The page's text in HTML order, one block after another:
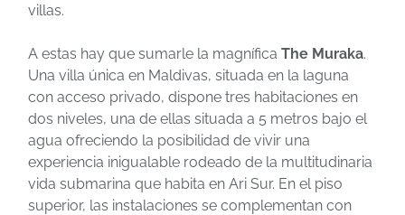
villas.
A estas hay que sumarle la magnífica The Muraka.
Una villa única en Maldivas, situada en la laguna
con acceso privado, dispone tres habitaciones en
dos niveles, una de ellas situada a 5 metros bajo el
agua ofreciendo la posibilidad de vivir una
experiencia inigualable rodeado de la multitudinaria
vida submarina que habita en Ari Sur. En el piso
superior, las instalaciones se complementan con